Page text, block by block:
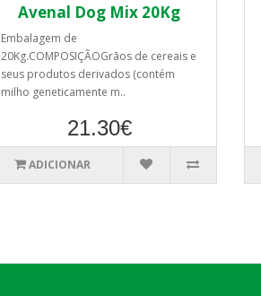
Avenal Dog Mix 20Kg
Embalagem de
20Kg.COMPOSIÇÃOGrãos de cereais e
seus produtos derivados (contém
milho geneticamente m..
21.30€
ADICIONAR